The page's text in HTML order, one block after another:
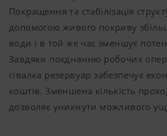
Покращення та стабілізація
допомогою живого покриву
води і в той же час зменшує
Завдяки поєднанню робочих
сівалка резервуар забезпечує
коштів. Зменшена кількість
дозволяє уникнути можливого